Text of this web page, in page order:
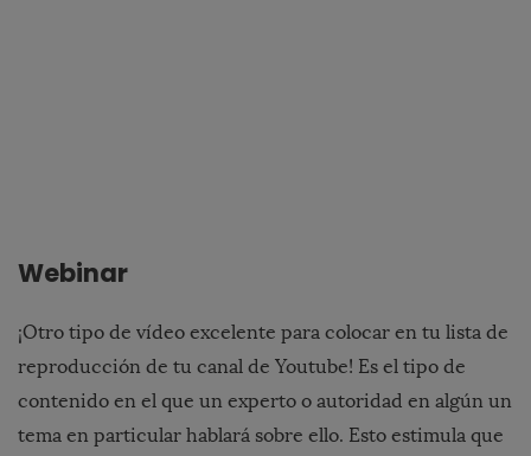
Webinar
¡Otro tipo de vídeo excelente para colocar en tu lista de
reproducción de tu canal de Youtube! Es el tipo de
contenido en el que un experto o autoridad en algún un
tema en particular hablará sobre ello. Esto estimula que